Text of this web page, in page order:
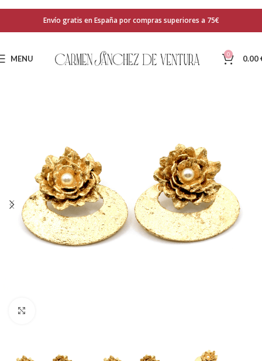
Envío gratis en España por compras superiores a 75€
MENU 0 0.00